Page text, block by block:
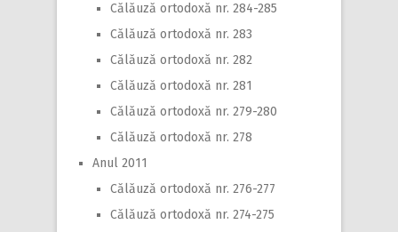
Călăuză ortodoxă nr. 284-285
Călăuză ortodoxă nr. 283
Călăuză ortodoxă nr. 282
Călăuză ortodoxă nr. 281
Călăuză ortodoxă nr. 279-280
Călăuză ortodoxă nr. 278
Anul 2011
Călăuză ortodoxă nr. 276-277
Călăuză ortodoxă nr. 274-275